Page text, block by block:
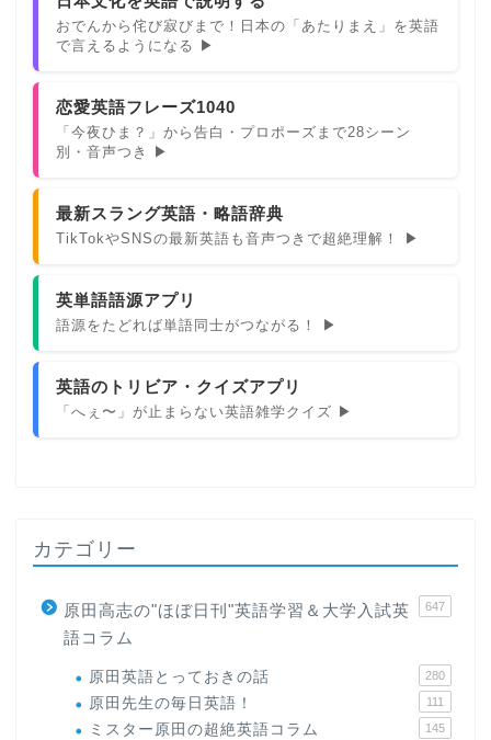
おでんから侘び寂びまで！日本の「あたりまえ」を英語
で言えるようになる ▶
恋愛英語フレーズ1040
「今夜ひま？」から告白・プロポーズまで28シーン
別・音声つき ▶
最新スラング英語・略語辞典
TikTokやSNSの最新英語も音声つきで超絶理解！ ▶
英単語語源アプリ
語源をたどれば単語同士がつながる！ ▶
英語のトリビア・クイズアプリ
「へぇ〜」が止まらない英語雑学クイズ ▶
カテゴリー
原田高志の"ほぼ日刊"英語学習＆大学入試英
語コラム
647
原田英語とっておきの話 280
原田先生の毎日英語！ 111
ミスター原田の超絶英語コラム 145